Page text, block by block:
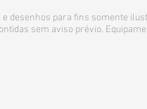
desenhos para fins somente
sem aviso prévio.